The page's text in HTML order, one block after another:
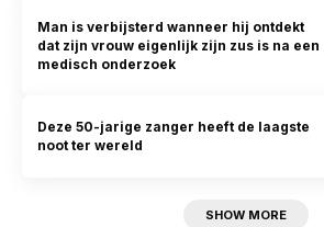
Man is verbijsterd wanneer hij ontdekt
dat zijn vrouw eigenlijk zijn zus is na een
medisch onderzoek
Deze 50-jarige zanger heeft de laagste
noot ter wereld
SHOW MORE